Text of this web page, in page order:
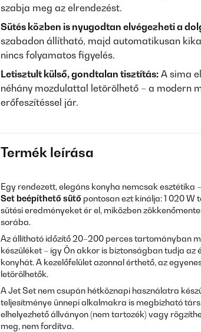
szabja meg az elrendezést.
Sütés közben is nyugodtan elvégezheti a
szabadon állítható, majd automatikusan
nincs folyamatos figyelés.
Letisztult külső, gondtalan tisztítás: A sima
néhány mozdulattal letörölhető – a modern
erőfeszítéssel jár.
Termék leírása
Egy rendezett, elegáns konyha nemcsak esztétika
Set beépíthető sütő pontosan ezt kínálja: 1 020 W
sütési eredményeket ér el, miközben
sorába.
Az állítható időzítő 20–200 perces tartományban
készüléket – így Ön akkor is biztonságban tudja
konyhát. A kezelőfelület azonnal érthető, az
letörölhetők.
A Jet Set nem csupán hétköznapi használatra
teljesítménye ünnepi alkalmakra is megbízható
elhelyezhető állványon (nem tartozék) vagy
meg, nem fordítva.